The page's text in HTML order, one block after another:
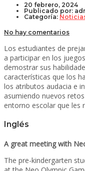
20 febrero, 2024
Publicado por:
Categoría:
No hay comentarios
Los estudiantes de
a participar en los
demostrar sus
características que los
los atributos audacia e
asumiendo nuevos
entorno escolar que les
Inglés
A great meeting with
The pre-kindergarten